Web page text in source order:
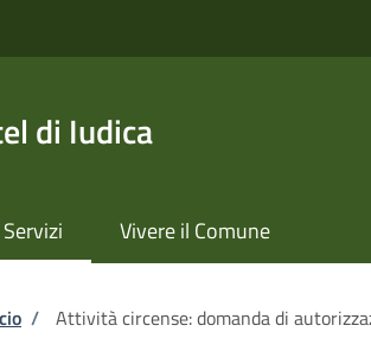
di Iudica
Servizi Vivere il Comune
/ Attività circense: domanda di